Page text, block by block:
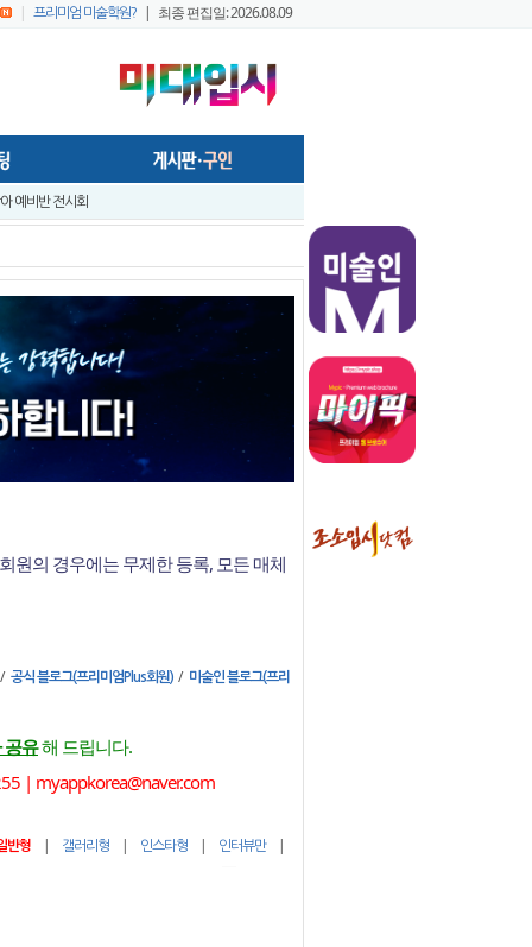
| 프리미엄 미술학원? | 최종 편집일: 2026.08.09
- 미술학원,실기대회장, 작업실 등의 공간에서 효율적으로 사용가능하게..
시미술 실기대전 A+ 우수작 발표 - 홍대지구 입시미술학원연합회
시미술 실기대전 입시반 예비반 주제발표 - 홍대지구 입시미술학원연합..
미술 실기대전 - 전국 연합시험 교수평가 현장 짧은 영상 보기 - 순차적..
미술실기대전 [입시반, 예비반 주제 발표] -전국연합시험 미술교육협의회..
연합시험1
리미엄 회원 가이드1 - 포스팅 원고
미대정시배치표 백분위 미대수능 등급컷 다운로드 안내
예비반 전시회
원의 경우에는 무제한 등록, 모든 매체
공식 블로그(프리미엄Plus회원)/ 미술인 블로그(프리
공유해 드립니다.
| myappkorea@naver.com
반형 | 갤러리형 | 인스타형 | 인터뷰만|